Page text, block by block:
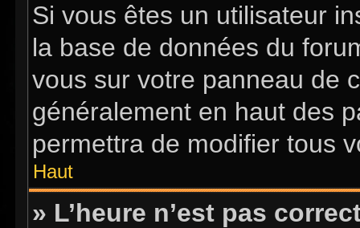
Si vous êtes un utilisateur
la base de données du
vous sur votre panneau de
généralement en haut des
permettra de modifier tous
Haut
» L’heure n’est pas